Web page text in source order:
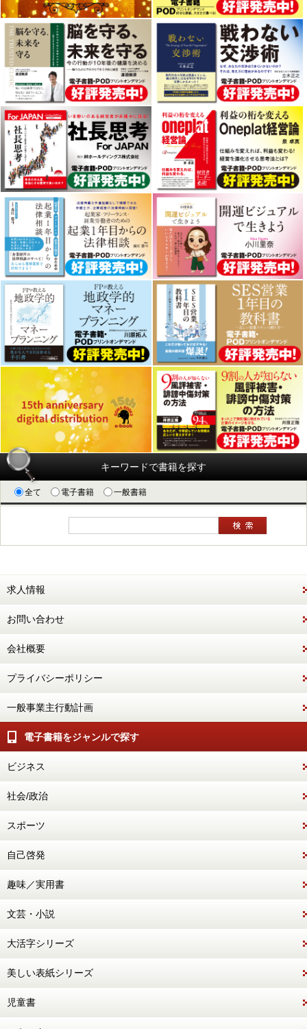
キーワードで書籍を探す
全て 電子書籍 一般書籍
求人情報
お問い合わせ
会社概要
プライバシーポリシー
一般事業主行動計画
電子書籍をジャンルで探す
ビジネス
社会/政治
スポーツ
自己啓発
趣味／実用書
文芸・小説
大活字シリーズ
美しい表紙シリーズ
児童書